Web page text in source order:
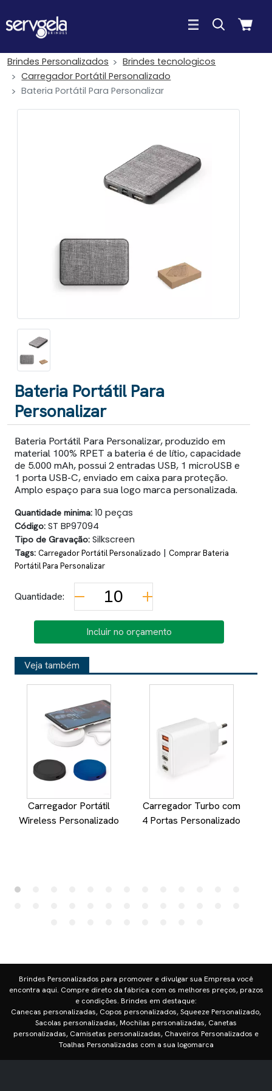
Brindes Personalizados
Brindes tecnologicos
Carregador Portátil Personalizado
Bateria Portátil Para Personalizar
Bateria Portátil Para
Personalizar
Bateria Portátil Para Personalizar, produzido em
material 100% RPET a bateria é de lítio, capacidade
de 5.000 mAh, possui 2 entradas USB, 1 microUSB e
1 porta USB-C, enviado em caixa para proteção.
Amplo espaço para sua logo marca personalizada.
Quantidade minima: 10 peças
Código: ST BP97094
Tipo de Gravação: Silkscreen
Tags: Carregador Portátil Personalizado | Comprar Bateria
Portátil Para Personalizar
Quantidade:
Incluir no orçamento
Veja também
Carregador Portátil
Wireless Personalizado
Carregador Turbo com
4 Portas Personalizado
Brindes Personalizados para promover e divulgar sua Empresa você
encontra aqui. Compre direto da fábrica com os melhores preços, prazos
e condições. Brindes em destaque:
Canecas personalizadas, Copos personalizados, Squeeze Personalizado,
Sacolas personalizadas, Mochilas personalizadas, Canetas
personalizadas, Camisetas personalizadas, Chaveiros Personalizados e
Toalhas Personalizadas com a sua logomarca